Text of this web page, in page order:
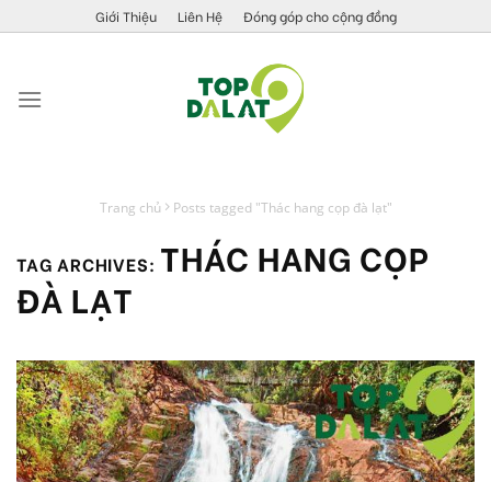
to
Giới Thiệu Liên Hệ Đóng góp cho cộng đồng
Trang chủ Posts tagged "Thác hang cọp đà lạt"
TAG ARCHIVES: THÁC HANG CỌP
ĐÀ LẠT